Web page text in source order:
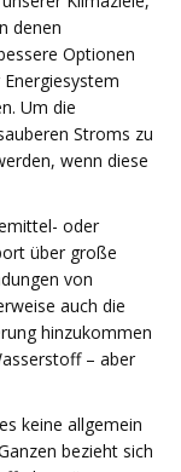
denen
Optionen
Um die
Stroms zu
wenn diese
oder
über große
von
auch die
hinzukommen
– aber
keine allgemein
bezieht sich